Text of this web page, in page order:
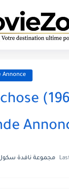
Annonce
مجموعة نافدة